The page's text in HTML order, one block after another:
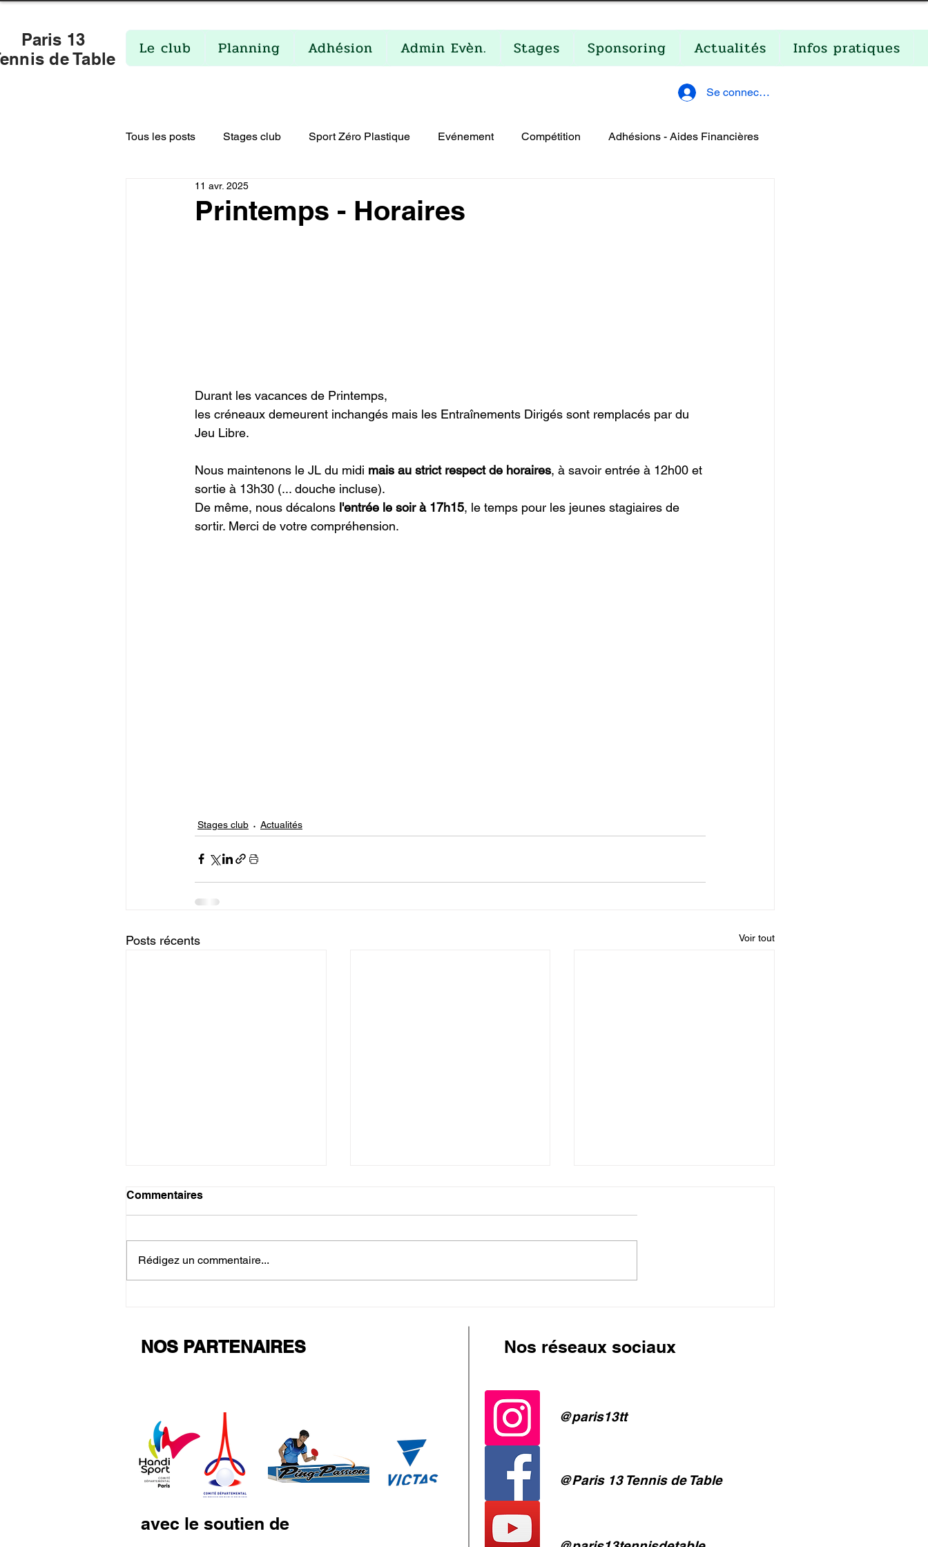
Paris 13
de Table
Le club Planning Adhésion Admin Evèn. Stages Sponsoring Actualités Infos pratiques
Se connecter
Tous les posts Stages club Sport Zéro Plastique Evénement Compétition Adhésions - Aides Financières
Fermetures de salles
Printemps - Horaires
11 avr. 2025
Durant les vacances de Printemps,
les créneaux demeurent inchangés mais les Entraînements Dirigés sont remplacés par du
Jeu Libre.
Nous maintenons le JL du midi mais au strict respect de horaires, à savoir entrée à 12h00 et
sortie à 13h30 (... douche incluse).
De même, nous décalons l'entrée le soir à 17h15, le temps pour les jeunes stagiaires de
sortir. Merci de votre compréhension.
Stages club Actualités
Posts récents Voir tout
Stage Reprise
Stage Été
Commentaires
Rédigez un commentaire...
NOS PARTENAIRES Nos réseaux sociaux
avec le soutien de
@paris13tt
@Paris 13 Tennis de Table